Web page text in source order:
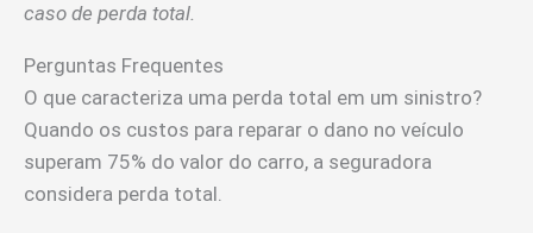
caso de perda total.
Perguntas Frequentes
O que caracteriza uma perda total em um sinistro?
Quando os custos para reparar o dano no veículo
superam 75% do valor do carro, a seguradora
considera perda total.